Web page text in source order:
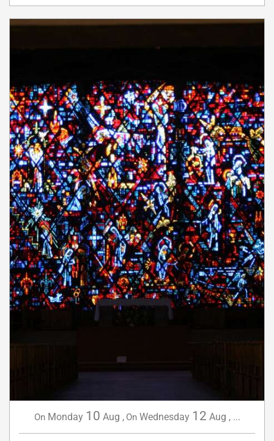
On Monday 10 Aug , On Wednesday 12 Aug , ...